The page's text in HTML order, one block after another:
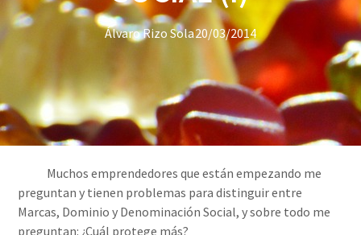
Álvaro Rizo Sola20/03/2014
Muchos emprendedores que están empezando me
preguntan y tienen problemas para distinguir entre
Marcas, Dominio y Denominación Social, y sobre todo me
preguntan: ¿Cuál protege más?